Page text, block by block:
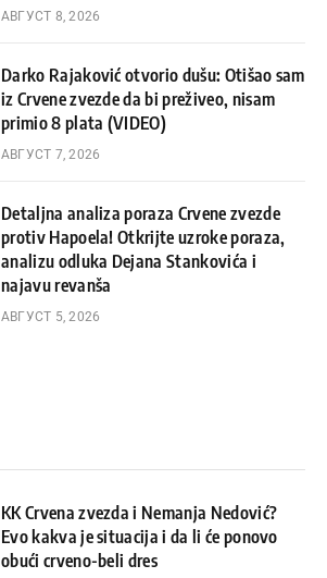
АВГУСТ 8, 2026
Darko Rajaković otvorio dušu: Otišao sam
iz Crvene zvezde da bi preživeo, nisam
primio 8 plata (VIDEO)
АВГУСТ 7, 2026
Detaljna analiza poraza Crvene zvezde
protiv Hapoela! Otkrijte uzroke poraza,
analizu odluka Dejana Stankovića i
najavu revanša
АВГУСТ 5, 2026
KK Crvena zvezda i Nemanja Nedović?
Evo kakva je situacija i da li će ponovo
obući crveno-beli dres